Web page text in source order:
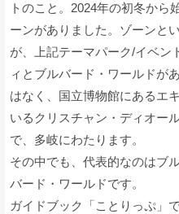
トのこと。2024年の初冬から
ーンがありました。ゾーンと
が、上記テーマパーク/イベン
ィとブルバード・ワールドが
はなく、国立博物館にあるエ
いるクリスチャン・ディオー
で、多岐にわたります。
その中でも、代表的なのはブ
バード・ワールドです。
ガイドブック「ことりっぷ」